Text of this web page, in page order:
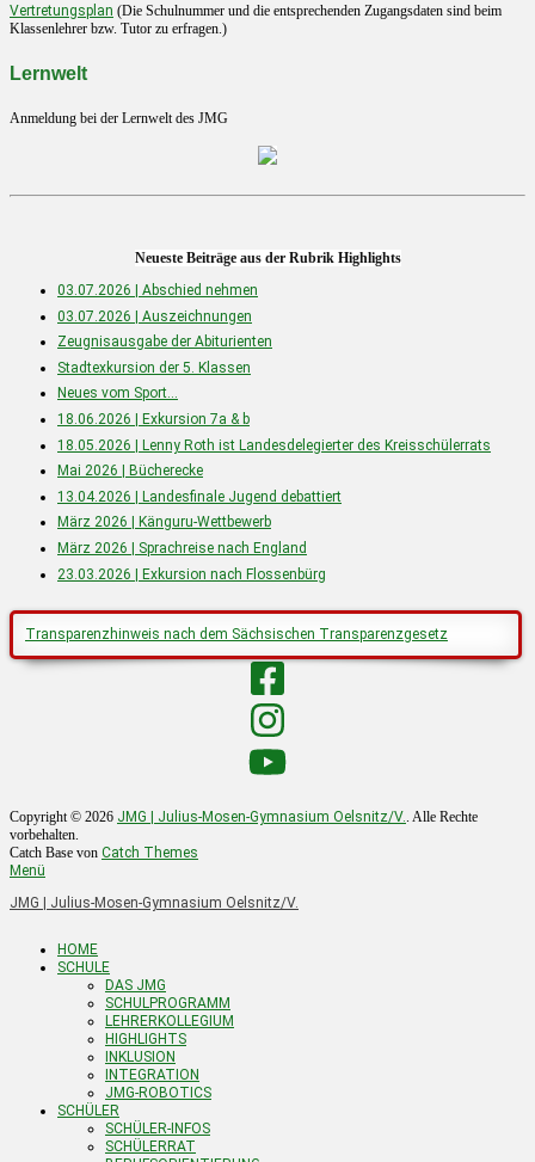
Menü
JMG | Julius-Mosen-Gymnasium Oelsnitz/V.
Vertretungsplan (Die Schulnummer und die entsprechenden Zugangsdaten sind beim
Klassenlehrer bzw. Tutor zu erfragen.)
Lernwelt
Anmeldung bei der Lernwelt des JMG
Neueste Beiträge aus der Rubrik Highlights
03.07.2026 | Abschied nehmen
03.07.2026 | Auszeichnungen
Zeugnisausgabe der Abiturienten
Stadtexkursion der 5. Klassen
Neues vom Sport…
18.06.2026 | Exkursion 7a & b
18.05.2026 | Lenny Roth ist Landesdelegierter des Kreisschülerrats
Mai 2026 | Bücherecke
13.04.2026 | Landesfinale Jugend debattiert
März 2026 | Känguru-Wettbewerb
März 2026 | Sprachreise nach England
23.03.2026 | Exkursion nach Flossenbürg
Transparenzhinweis nach dem Sächsischen Transparenzgesetz
Copyright © 2026 JMG | Julius-Mosen-Gymnasium Oelsnitz/V. . Alle Rechte
vorbehalten.
Catch Base von Catch Themes
scrollen
HOME
SCHULE
DAS JMG
SCHULPROGRAMM
LEHRERKOLLEGIUM
HIGHLIGHTS
INKLUSION
INTEGRATION
JMG-ROBOTICS
SCHÜLER
SCHÜLER-INFOS
SCHÜLERRAT